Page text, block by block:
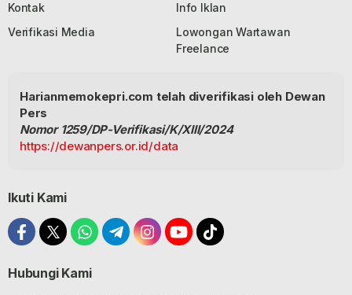
Kontak
Info Iklan
Verifikasi Media
Lowongan Wartawan
Freelance
Harianmemokepri.com telah diverifikasi oleh Dewan
Pers
Nomor 1259/DP-Verifikasi/K/XIII/2024
https://dewanpers.or.id/data
Ikuti Kami
Hubungi Kami